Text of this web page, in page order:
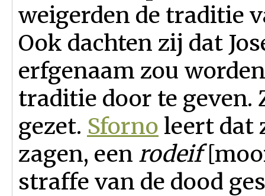
weigerden de traditie
Ook dachten zij dat
erfgenaam zou
traditie door te geven.
gezet. Sforno leert dat
zagen, een rodeif
straffe van de dood